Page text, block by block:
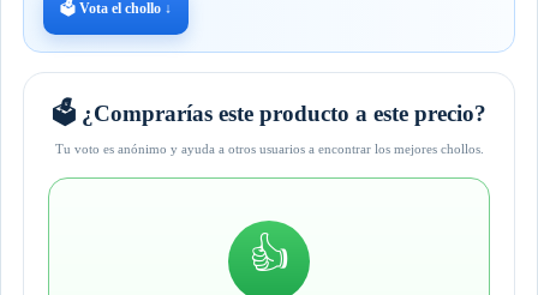
🗳️ Vota el chollo ↓
🗳️ ¿Comprarías este producto a este precio?
Tu voto es anónimo y ayuda a otros usuarios a encontrar los mejores chollos.
👍